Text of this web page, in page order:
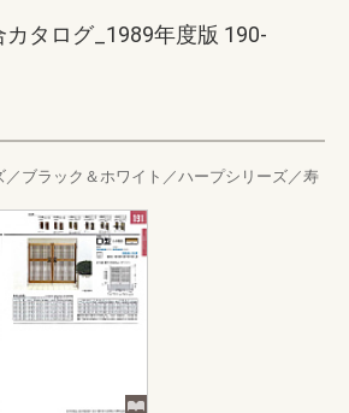
タログ_1989年度版 190-
ブラック＆ホワイト／ハープシリーズ／寿